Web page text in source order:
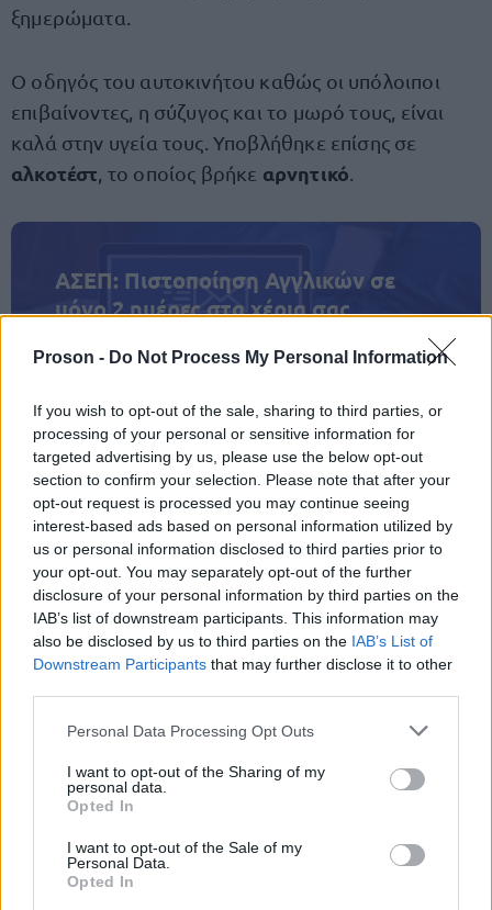
Proson - Do Not Process My Personal Information
If you wish to opt-out of the sale, sharing to third parties, or
processing of your personal or sensitive information for
targeted advertising by us, please use the below opt-out
section to confirm your selection. Please note that after your
opt-out request is processed you may continue seeing
interest-based ads based on personal information utilized by
us or personal information disclosed to third parties prior to
your opt-out. You may separately opt-out of the further
disclosure of your personal information by third parties on the
IAB’s list of downstream participants. This information may
also be disclosed by us to third parties on the IAB’s List of
Downstream Participants that may further disclose it to other
Please note that this website/app uses one or more Google
not limited to your visit or usage behaviour. You may click to
grant or deny consent to Google and its third-party tags to
use your data for below specified purposes in below Google
consent section.
Personal Data Processing Opt Outs
I want to opt-out of the Sharing of my
personal data.
Opted In
I want to opt-out of the Sale of my
Personal Data.
Opted In
ξημερώματα.
Ο οδηγός του αυτοκινήτου καθώς οι υπόλοιποι
επιβαίνοντες, η σύζυγος και το μωρό τους, είναι
καλά στην υγεία τους. Υποβλήθηκε επίσης σε
αλκοτέστ , το οποίος βρήκε αρνητικό
ΑΣΕΠ: Πιστοποίηση Αγγλικών σε
μόνο 2 ημέρες στα χέρια σας
ΑΣΕΠ: Εξ αποστάσεως η πιο Εύκολη
Πιστοποίηση Υπολογιστών σε 2
μέρες
Μάθε πρώτος όλες τις σημαντικές
αναζήτησης της Google
Δημοφιλείς Ειδήσεις